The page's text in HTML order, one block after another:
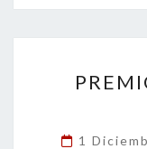
o
o
k
er
1